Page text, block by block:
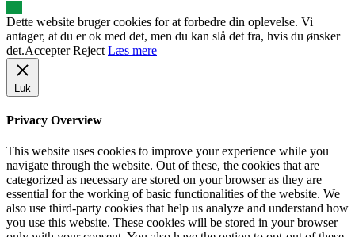
Dette website bruger cookies for at forbedre din oplevelse. Vi
antager, at du er ok med det, men du kan slå det fra, hvis du ønsker
det.Accepter Reject Læs mere
Luk
Privacy Overview
This website uses cookies to improve your experience while you
navigate through the website. Out of these, the cookies that are
categorized as necessary are stored on your browser as they are
essential for the working of basic functionalities of the website. We
also use third-party cookies that help us analyze and understand how
you use this website. These cookies will be stored in your browser